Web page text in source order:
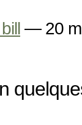
— 20